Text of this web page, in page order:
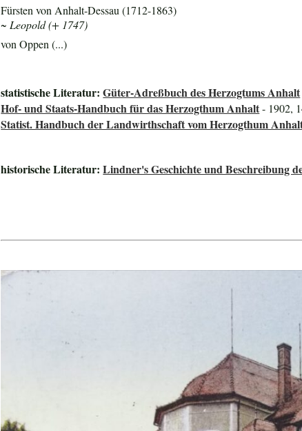
Fürsten von Anhalt-Dessau (1712-1863)
~ Leopold (+ 1747)
von Oppen (...)
statistische Literatur:Güter-Adreßbuch des Herzogtums Anhalt
Hof- und Staats-Handbuch für das Herzogthum Anhalt- 1902,
Statist. Handbuch der Landwirthschaft vom Herzogthum
historische Literatur:Lindner's Geschichte und Beschreibung